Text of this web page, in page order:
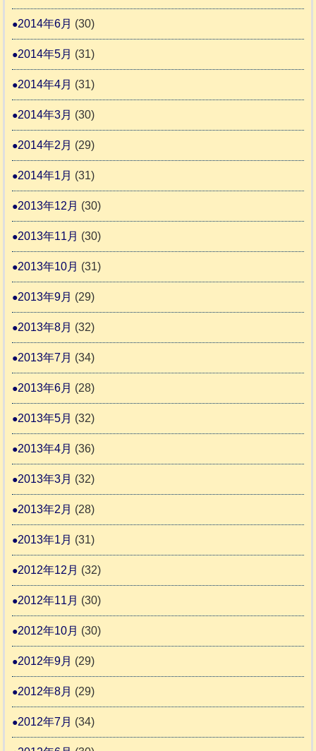
2014年6月 (30)
2014年5月 (31)
2014年4月 (31)
2014年3月 (30)
2014年2月 (29)
2014年1月 (31)
2013年12月 (30)
2013年11月 (30)
2013年10月 (31)
2013年9月 (29)
2013年8月 (32)
2013年7月 (34)
2013年6月 (28)
2013年5月 (32)
2013年4月 (36)
2013年3月 (32)
2013年2月 (28)
2013年1月 (31)
2012年12月 (32)
2012年11月 (30)
2012年10月 (30)
2012年9月 (29)
2012年8月 (29)
2012年7月 (34)